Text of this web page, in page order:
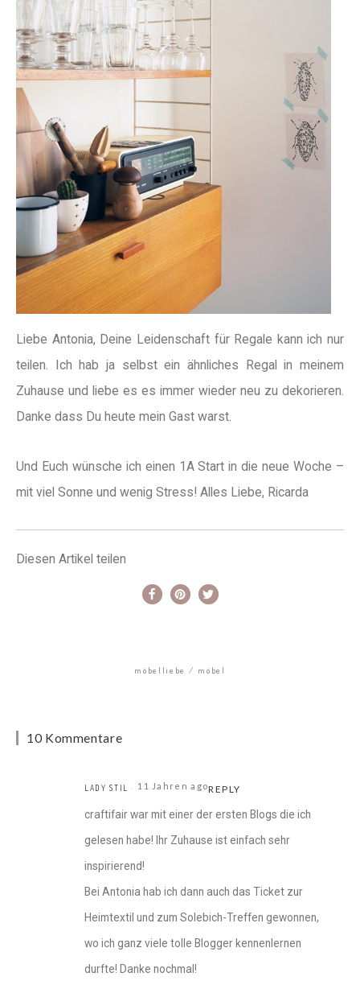
Liebe Antonia, Deine Leidenschaft für Regale kann ich nur
teilen. Ich hab ja selbst ein ähnliches Regal in meinem
Zuhause und liebe es es immer wieder neu zu dekorieren.
Danke dass Du heute mein Gast warst.
Und Euch wünsche ich einen 1A Start in die neue Woche –
mit viel Sonne und wenig Stress! Alles Liebe, Ricarda
Diesen Artikel teilen
möbelliebe möbel
10 Kommentare
LADY STIL 11 Jahren agoREPLY
craftifair war mit einer der ersten Blogs die ich
gelesen habe! Ihr Zuhause ist einfach sehr
inspirierend!
Bei Antonia hab ich dann auch das Ticket zur
Heimtextil und zum Solebich-Treffen gewonnen,
wo ich ganz viele tolle Blogger kennenlernen
durfte! Danke nochmal!